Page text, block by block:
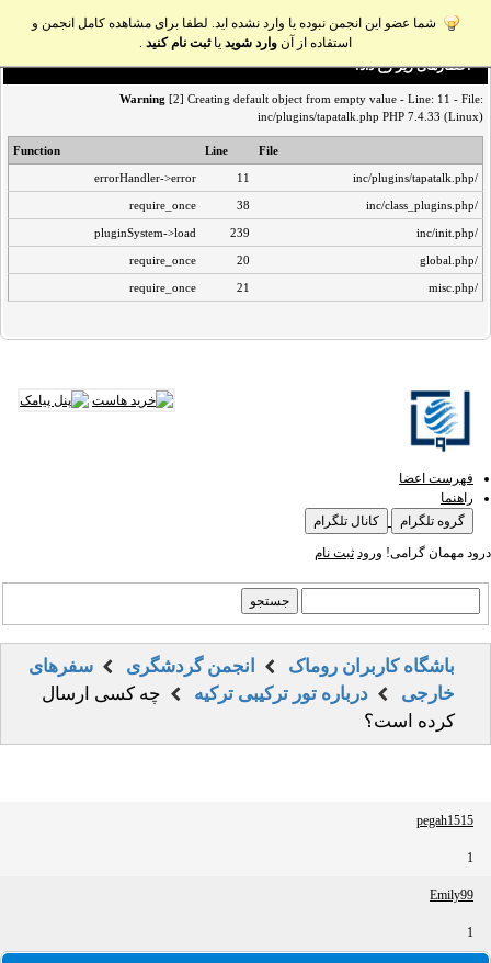
شما عضو این انجمن نبوده یا وارد نشده اید. لطفا برای مشاهده کامل انجمن و
استفاده از آن وارد شوید یاثبت نام کنید .
اخطار‌های زیر رخ داد:
Warning [2] Creating default object from empty value - Line: 11 - File:
inc/plugins/tapatalk.php PHP 7.4.33 (Linux)
File
Line
Function
/inc/plugins/tapatalk.php
11
errorHandler->error
/inc/class_plugins.php
38
require_once
/inc/init.php
239
pluginSystem->load
/global.php
20
require_once
/misc.php
21
require_once
فهرست اعضا
راهنما
گروه تلگرام
کانال تلگرام
درود مهمان گرامی! ورود ثبت نام
باشگاه کاربران روماک انجمن گردشگری
سفرهای
خارجی
درباره تور ترکیبی ترکیه
چه کسی ارسال
کرده است؟
pegah1515
1
Emily99
1